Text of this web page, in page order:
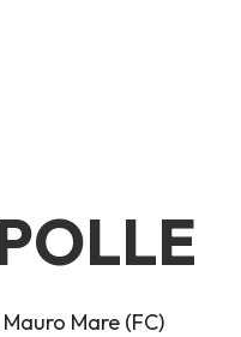
Mare (FC)